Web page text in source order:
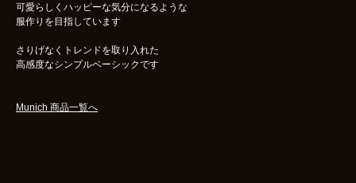
可愛らしくハッピーな気分になるような
服作りを目指しています
さりげなくトレンドを取り入れた
高感度なシンプルベーシックです
Munich 商品一覧へ